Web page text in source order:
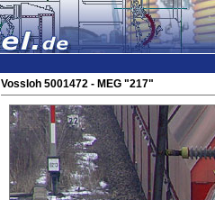
Vossloh 5001472 - MEG "217"